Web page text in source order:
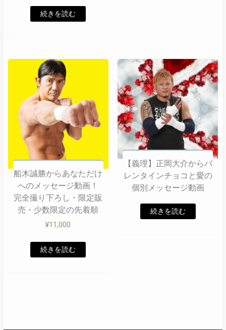
続きを読む
船木誠勝からあなただけ
へのメッセージ動画！
完全撮り下ろし・限定販
売・少数限定の先着順
¥11,000
続きを読む
【義理】正岡大介からバ
レンタインチョコと愛の
個別メッセージ動画
続きを読む